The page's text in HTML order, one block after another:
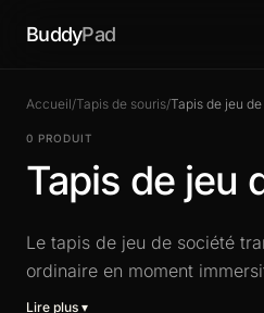
BuddyPad
Accueil/Tapis de souris/Tapis de jeu
0 PRODUIT
Tapis de jeu
Le tapis de jeu de société
ordinaire en moment
contre les rayures du carton